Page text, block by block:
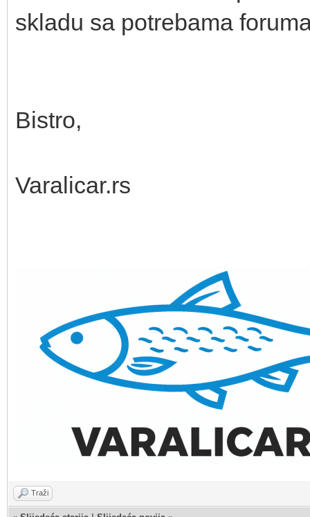
skladu sa potrebama
Bistro,
Varalicar.rs
Traži